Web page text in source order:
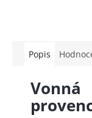
Popis